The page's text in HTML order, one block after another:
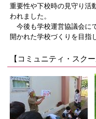
重要性や下校時の見守り活
われました。
今後も学校運営協議会に
開かれた学校づくりを目指
【コミュニティ・スク